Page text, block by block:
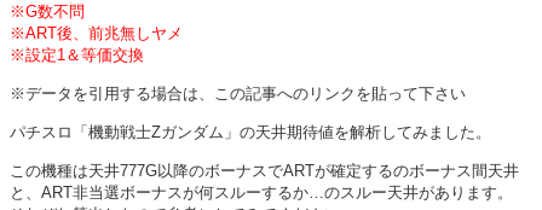
※G数不問
※ART後、前兆無しヤメ
※設定1＆等価交換
※データを引用する場合は、この記事へのリンクを貼って下さい
パチスロ「機動戦士Zガンダム」の天井期待値を解析してみました。
この機種は天井777G以降のボーナスでARTが確定するのボーナス間天井
と、ART非当選ボーナスが何スルーするか…のスルー天井があります。